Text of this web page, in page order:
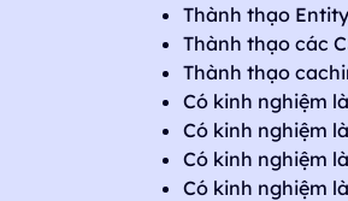
Thành thạo
Thành thạo các
Thành thạo
Có kinh nghiệm
Có kinh nghiệm
Có kinh nghiệm
Có kinh nghiệm